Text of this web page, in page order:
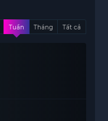
Tuần Tháng Tất cả